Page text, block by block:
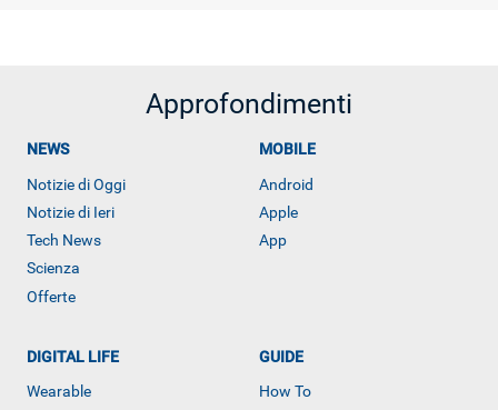
ALTRO
Approfondimenti
NEWS
Notizie di Oggi
Notizie di Ieri
Tech News
Scienza
Offerte
MOBILE
Android
Apple
App
DIGITAL LIFE
Wearable
GUIDE
How To